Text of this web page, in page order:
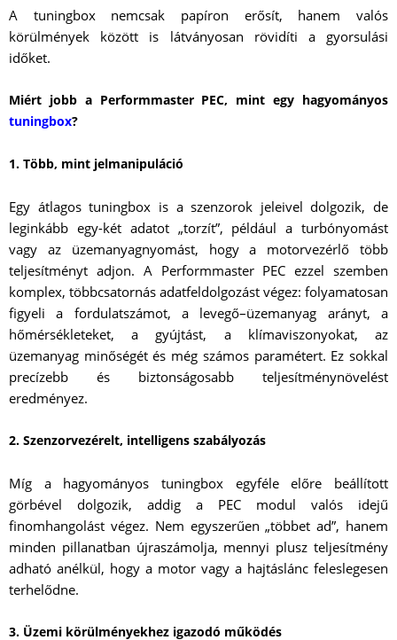
A tuningbox nemcsak papíron erősít, hanem valós
körülmények között is látványosan rövidíti a gyorsulási
időket.
Miért jobb a Performmaster PEC, mint egy hagyományos
tuningbox?
1. Több, mint jelmanipuláció
Egy átlagos tuningbox is a szenzorok jeleivel dolgozik, de
leginkább egy-két adatot „torzít”, például a turbónyomást
vagy az üzemanyagnyomást, hogy a motorvezérlő több
teljesítményt adjon. A Performmaster PEC ezzel szemben
komplex, többcsatornás adatfeldolgozást végez: folyamatosan
figyeli a fordulatszámot, a levegő–üzemanyag arányt, a
hőmérsékleteket, a gyújtást, a klímaviszonyokat, az
üzemanyag minőségét és még számos paramétert. Ez sokkal
precízebb és biztonságosabb teljesítménynövelést
eredményez.
2. Szenzorvezérelt, intelligens szabályozás
Míg a hagyományos tuningbox egyféle előre beállított
görbével dolgozik, addig a PEC modul valós idejű
finomhangolást végez. Nem egyszerűen „többet ad”, hanem
minden pillanatban újraszámolja, mennyi plusz teljesítmény
adható anélkül, hogy a motor vagy a hajtáslánc feleslegesen
terhelődne.
3. Üzemi körülményekhez igazodó működés